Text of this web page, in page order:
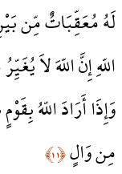
لَهُ مُعَقِّبَاتٌ مِّن
اللّهِ إِنَّ اللّهَ لاَ
وَإِذَا أَرَادَ اللّهُ
مِن وَالٍ﴿١١﴾